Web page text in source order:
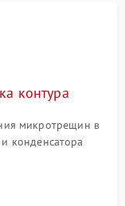
контура
микротрещин в
конденсатора
осушителя и
засоров.